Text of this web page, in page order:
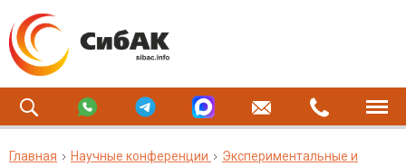
Главная Научные конференции
Экспериментальные и